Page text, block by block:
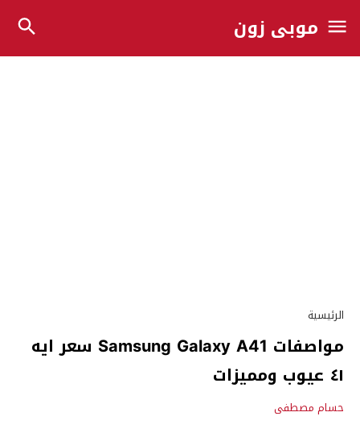
موبي زون
الرئيسية
مواصفات Samsung Galaxy A41 سعر ايه
٤١ عيوب ومميزات
حسام مصطفى